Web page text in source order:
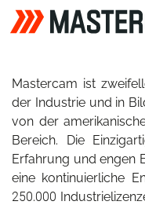
Mastercam ist
der Industrie und in
von der
Bereich. Die
Erfahrung und engen
eine kontinuierliche
250.000